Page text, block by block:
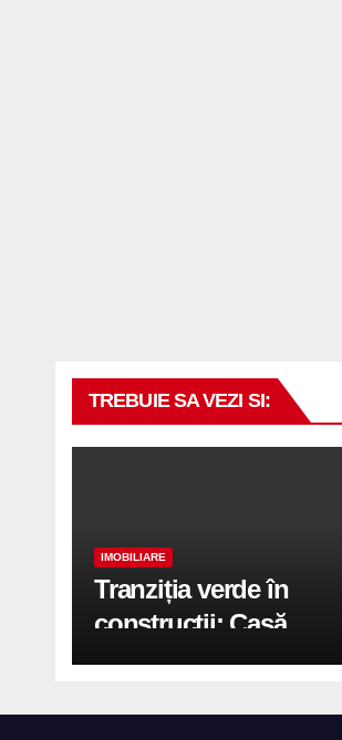
TREBUIE SA VEZI SI:
IMOBILIARE
Tranziția verde în
construcții: Casă
modernă cu structură